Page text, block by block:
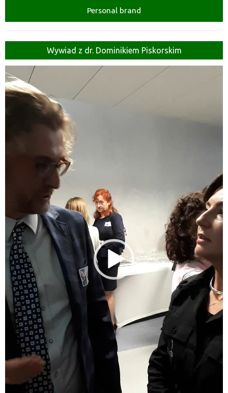
Personal brand
Wywiad z dr. Dominikiem Piskorskim
Odtwarzacz
video